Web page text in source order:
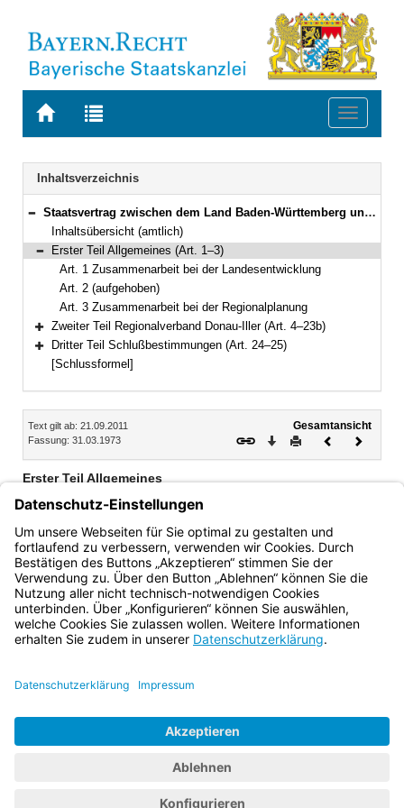
Zur
BAYERN.RECHT
Zur
letzten
Suche
Toggle
Navigation
Inhaltsverzeichnis
Bereich reduzieren
Staatsvertrag zwischen dem Land Baden-Württemberg und dem Freistaat Bayern über die Zusammenarbeit bei der Landesentwicklung und über die Regionalplanung in der Region Donau-Iller Vom 31. März 1973 (Art. 1–25)
Inhaltsübersicht (amtlich)
Bereich reduzieren
Erster Teil Allgemeines (Art. 1–3)
Art. 1 Zusammenarbeit bei der Landesentwicklung
Art. 2 (aufgehoben)
Art. 3 Zusammenarbeit bei der Regionalplanung
Bereich erweitern
Zweiter Teil Regionalverband Donau-Iller (Art. 4–23b)
Bereich erweitern
Dritter Teil Schlußbestimmungen (Art. 24–25)
[Schlussformel]
Inhalt
Text gilt ab: 21.09.2011
Fassung: 31.03.1973
Gesamtansicht
Download
DruckenVorheriges
Erster Teil Allgemeines
Art. 1 Zusammenarbeit bei der Landesentwicklung
Art. 2 (aufgehoben)
Art. 3 Zusammenarbeit bei der Regionalplanung
Bayern.de
BayernPortal
Impressum